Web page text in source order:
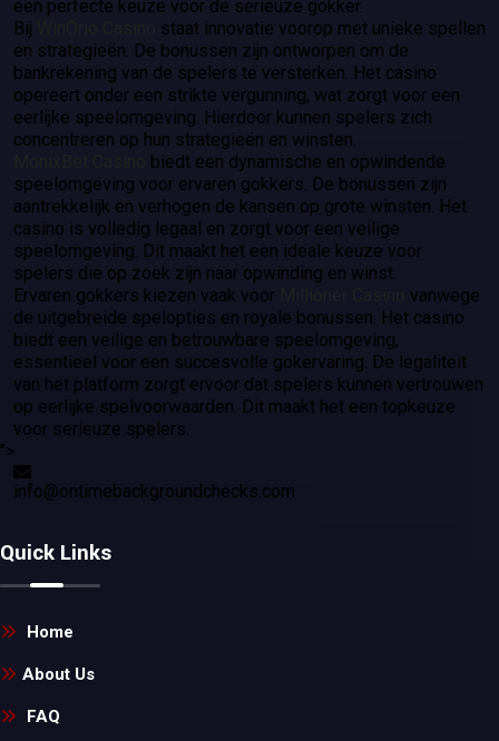
een perfecte keuze voor de serieuze gokker.
Bij
staat innovatie voorop met unieke spellen
en strategieën. De bonussen zijn ontworpen om de
bankrekening van de spelers te versterken. Het casino
opereert onder een strikte vergunning, wat zorgt voor een
eerlijke speelomgeving. Hierdoor kunnen spelers zich
concentreren op hun strategieën en winsten.
biedt een dynamische en opwindende
speelomgeving voor ervaren gokkers. De bonussen zijn
aantrekkelijk en verhogen de kansen op grote winsten. Het
casino is volledig legaal en zorgt voor een veilige
speelomgeving. Dit maakt het een ideale keuze voor
spelers die op zoek zijn naar opwinding en winst.
Ervaren gokkers kiezen vaak voor
vanwege
de uitgebreide spelopties en royale bonussen. Het casino
biedt een veilige en betrouwbare speelomgeving,
essentieel voor een succesvolle gokervaring. De legaliteit
van het platform zorgt ervoor dat spelers kunnen vertrouwen
op eerlijke spelvoorwaarden. Dit maakt het een topkeuze
voor serieuze spelers.
">
info@ontimebackgroundchecks.com
Quick Links
Home
About Us
FAQ